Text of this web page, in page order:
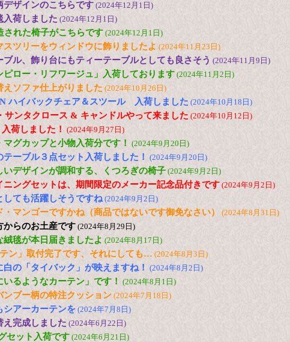
デザインのこちらです (2024年12月1日)
入荷しました (2024年12月1日)
された椅子がこちらです(2024年12月1日)
スツリーをウィンドウに飾りましたよ (2024年11月23日)
ブル、飾り台にもティーテーブルとしても良さそう (2024年11月9日)
ピロー・リフワージュ」入荷しております (2024年11月2日)
えソファ仕上がりました (2024年10月26日)
ハイバックチェア＆スツール 入荷しました (2024年10月18日)
サンタクロース & キャンドルやって来ました (2024年10月12日)
荷しました！ (2024年9月27日)
グカップと小物入荷分です！ (2024年9月20日)
ーブル３点セット入荷しました！ (2024年9月20日)
いデザインが調和する、くつろぎの椅子 (2024年9月2日)
ニングセットは、期間限定のメーカー記念品付きです (2024年9月2日)
しても活躍しそうですね(2024年9月2日)
マンゴーですかね（商品ではないです御免なさい） (2024年8月31日)
からのお土産です (2024年8月29日)
絨毯が本日届きましたよ (2024年8月17日)
テン」取付完了です、それにしても… (2024年8月3日)
白の「タイバック」が映えますね！ (2024年8月2日)
るようなカーテン」です！ (2024年8月1日)
ンブー柄の特注クッション (2024年7月18日)
シアーカーテンを (2024年7月8日)
え完成しました (2024年6月22日)
セット入荷です (2024年6月21日)